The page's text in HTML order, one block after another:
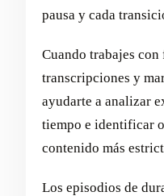
pausa y cada
Cuando trabajes
transcripciones y
ayudarte a analizar
tiempo e identificar
contenido más
Los episodios de